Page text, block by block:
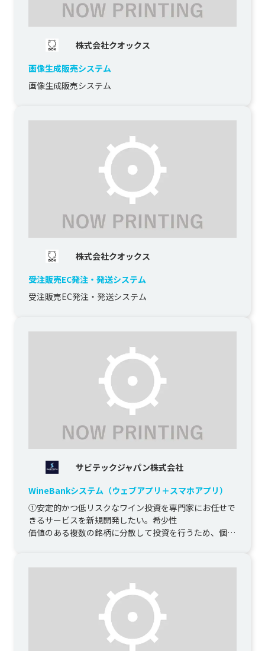
株式会社クオックス
画像生成販売システム
画像生成販売システム
株式会社クオックス
受注販売EC発注・発送システム
受注販売EC発注・発送システム
サビテックジャパン株式会社
WineBankシステム（ウェブアプリ＋スマホアプリ）
①安定的かつ低リスクなワイン投資を専門家にお任せで
きるサービスを新規開発したい。希少性
価値のある複数の銘柄に分散して投資を行うため、個人